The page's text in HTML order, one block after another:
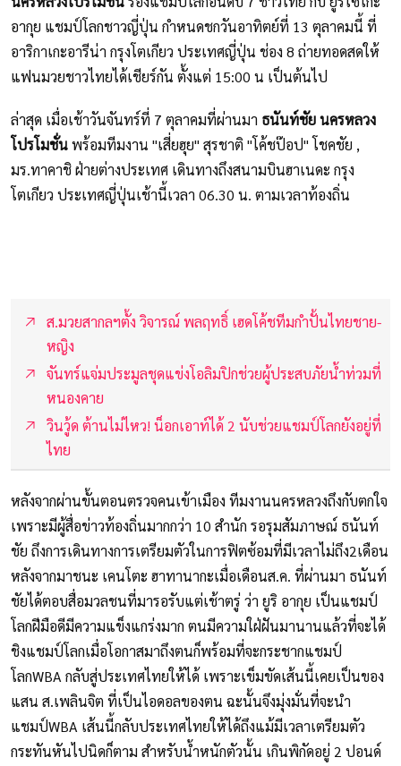
อากุย แชมป์โลกชาวญี่ปุ่น กำหนดชกวันอาทิตย์ที่ 13 ตุลาคมนี้ ที่
อาริกาเกะอารีน่า กรุงโตเกียว ประเทศญี่ปุ่น ช่อง 8 ถ่ายทอดสดให้
แฟนมวยชาวไทยได้เชียร์กัน ตั้งแต่ 15:00 น เป็นต้นไป
ล่าสุด เมื่อเช้าวันจันทร์ที่ 7 ตุลาคมที่ผ่านมา ธนันท์ชัย นครหลวง
โปรโมชั่นพร้อมทีมงาน "เสี่ยฮุย" สุรชาติ "โค้ชป๊อป" โชคชัย ,
มร.ทาคาชิ ฝ่ายต่างประเทศ เดินทางถึงสนามบินฮาเนดะ กรุง
โตเกียว ประเทศญี่ปุ่นเช้านี้เวลา 06.30 น. ตามเวลาท้องถิ่น
ส.มวยสากลฯตั้ง วิจารณ์ พลฤทธิ์ เฮดโค้ชทีมกำปั้นไทยชาย-
หญิง
จันทร์แจ่มประมูลชุดแข่งโอลิมปิกช่วยผู้ประสบภัยน้ำท่วมที่
หนองคาย
วินวู้ด ต้านไม่ไหว! น็อกเอาท์ได้ 2 นับช่วยแชมป์โลกยังอยู่ที่
ไทย
หลังจากผ่านขั้นตอนตรวจคนเข้าเมือง ทีมงานนครหลวงถึงกับตกใจ
เพราะมีผู้สื่อข่าวท้องถิ่นมากกว่า 10 สำนัก รอรุมสัมภาษณ์ ธนันท์
ชัย ถึงการเดินทางการเตรียมตัวในการฟิตซ้อมที่มีเวลาไม่ถึง2เดือน
หลังจากมาชนะ เคนโตะ ฮาทานากะเมื่อเดือนส.ค. ที่ผ่านมา ธนันท์
ชัยได้ตอบสื่อมวลชนที่มารอรับแต่เช้าตรู่ ว่า ยูริ อากุย เป็นแชมป์
โลกฝีมือดีมีความแข็งแกร่งมาก ตนมีความใฝ่ฝันมานานแล้วที่จะได้
ชิงแชมป์โลกเมื่อโอกาสมาถึงตนก็พร้อมที่จะกระชากแชมป์
โลกWBA กลับสู่ประเทศไทยให้ได้ เพราะเข็มขัดเส้นนี้เคยเป็นของ
แสน ส.เพลินจิต ที่เป็นไอดอลของตน ฉะนั้นจึงมุ่งมั่นที่จะนำ
แชมป์WBA เส้นนี้กลับประเทศไทยให้ได้ถึงแม้มีเวลาเตรียมตัว
กระทันหันไปนิดก็ตาม สำหรับน้ำหนักตัวนั้น เกินพิกัดอยู่ 2 ปอนด์